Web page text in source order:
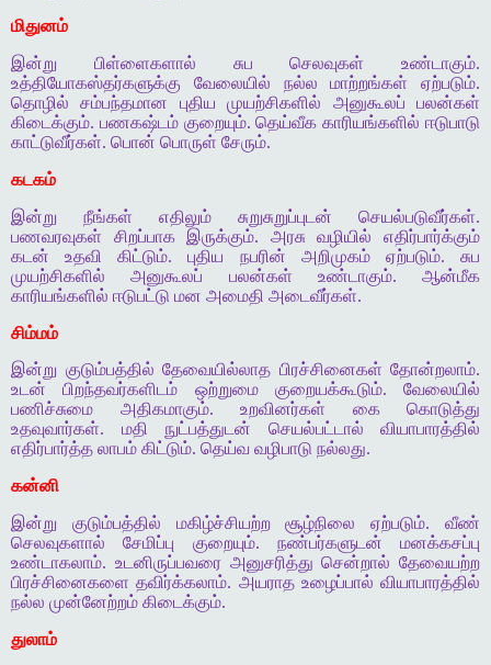
மிதுனம்
இன்று பிள்ளைகளால் சுப செலவுகள் உண்டாகும்.
உத்தியோகஸ்தர்களுக்கு வேலையில் நல்ல மாற்றங்கள் ஏற்படும்.
தொழில் சம்பந்தமான புதிய முயற்சிகளில் அனுகூலப் பலன்கள்
கிடைக்கும். பணகஷ்டம் குறையும். தெய்வீக காரியங்களில் ஈடுபாடு
காட்டுவீர்கள். பொன் பொருள் சேரும்.
கடகம்
இன்று நீங்கள் எதிலும் சுறுசுறுப்புடன் செயல்படுவீர்கள்.
பணவரவுகள் சிறப்பாக இருக்கும். அரசு வழியில் எதிர்பார்க்கும்
கடன் உதவி கிட்டும். புதிய நபரின் அறிமுகம் ஏற்படும். சுப
முயற்சிகளில் அனுகூலப் பலன்கள் உண்டாகும். ஆன்மீக
காரியங்களில் ஈடுபட்டு மன அமைதி அடைவீர்கள்.
சிம்மம்
இன்று குடும்பத்தில் தேவையில்லாத பிரச்சினைகள் தோன்றலாம்.
உடன் பிறந்தவர்களிடம் ஒற்றுமை குறையக்கூடும். வேலையில்
பணிச்சுமை அதிகமாகும். உறவினர்கள் கை கொடுத்து
உதவுவார்கள். மதி நுட்பத்துடன் செயல்பட்டால் வியாபாரத்தில்
எதிர்பார்த்த லாபம் கிட்டும். தெய்வ வழிபாடு நல்லது.
கன்னி
இன்று குடும்பத்தில் மகிழ்ச்சியற்ற சூழ்நிலை ஏற்படும். வீண்
செலவுகளால் சேமிப்பு குறையும். நண்பர்களுடன் மனக்கசப்பு
உண்டாகலாம். உடனிருப்பவரை அனுசரித்து சென்றால் தேவையற்ற
பிரச்சினைகளை தவிர்க்கலாம். அயராத உழைப்பால் வியாபாரத்தில்
நல்ல முன்னேற்றம் கிடைக்கும்.
துலாம்